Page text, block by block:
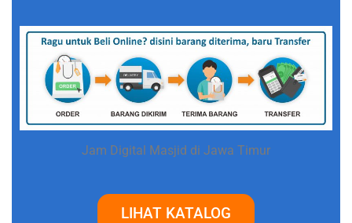
Jam Digital Masjid di Jawa Timur
LIHAT KATALOG